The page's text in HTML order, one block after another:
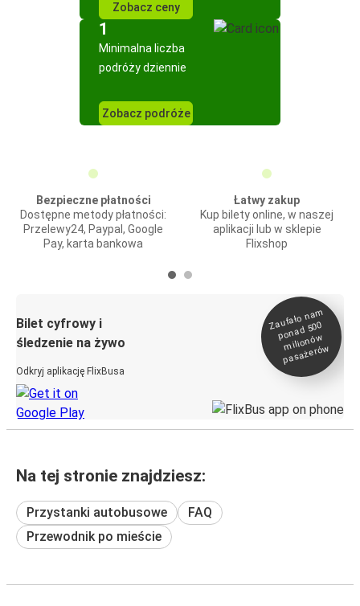
Zobacz ceny
1
Minimalna liczba
podróży dziennie
Zobacz podróże
Bezpieczne płatności
Dostępne metody płatności:
Przelewy24, Paypal, Google
Pay, karta bankowa
Łatwy zakup
Kup bilety online, w naszej
aplikacji lub w sklepie
Flixshop
Bilet cyfrowy i
śledzenie na żywo
Odkryj aplikację FlixBusa
Zaufało na
m
ponad 500
milionó
w
pasażeró
w
Na tej stronie znajdziesz:
Przystanki autobusowe
FAQ
Przewodnik po mieście